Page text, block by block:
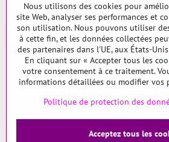
Appelez-moi!*
Envoyer
©2026Copyright
Préférences de
Nous utilisons des cookies pour
site Web, analyser ses performances et
son utilisation. Nous pouvons utiliser
à cette fin, et les données collectées
des partenaires dans l'UE, aux États-
En cliquant sur « Accepter tous les
votre consentement à ce traitement.
informations détaillées ou modifier vos
Politique de protection des
Acceptez tous les